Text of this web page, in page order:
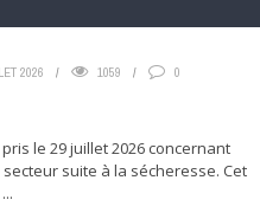
2026 1059 0
le 29 juillet 2026 concernant
secteur suite à la sécheresse. Cet